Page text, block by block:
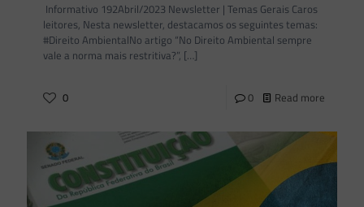
Informativo 192Abril/2023 Newsletter | Temas Gerais Caros
leitores, Nesta newsletter, destacamos os seguintes temas:
#Direito AmbientalNo artigo “No Direito Ambiental sempre
vale a norma mais restritiva?”, […]
0 0 Read more